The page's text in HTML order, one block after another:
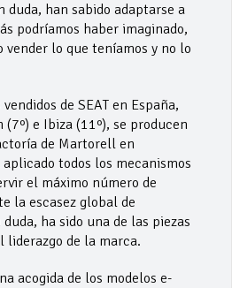
duda, han sabido adaptarse a
podríamos haber imaginado,
vender lo que teníamos y no lo
de SEAT en España,
(7º) e Ibiza (11º), se producen
de Martorell en
todos los mecanismos
el máximo número de
la escasez global de
ha sido una de las piezas
liderazgo de la marca.
acogida de los modelos e-